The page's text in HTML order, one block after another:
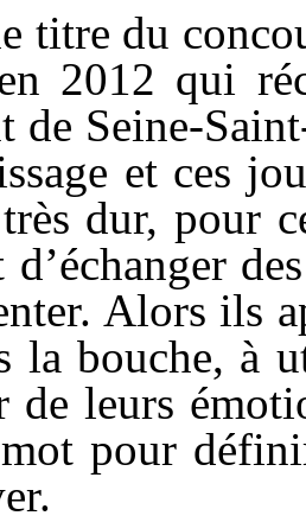
titre du
2012 qui
de Seine-
et ces
dur, pour
Alors ils
la bouche, à
de leurs
pour